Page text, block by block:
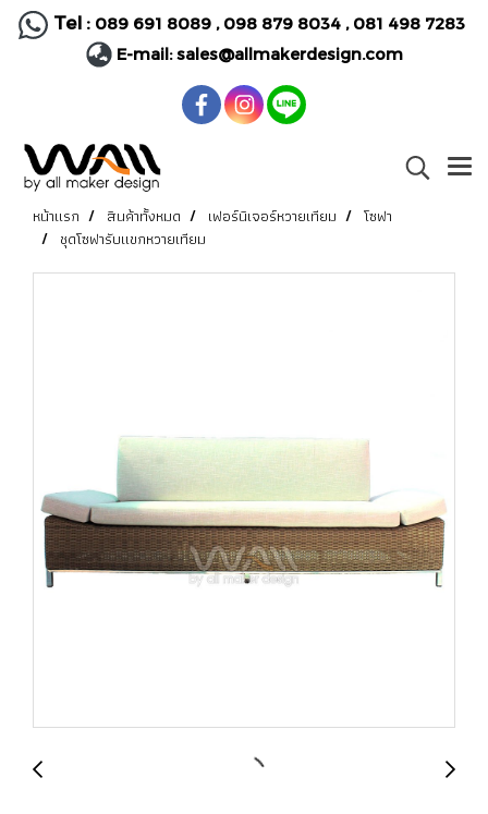
Tel : 089 691 8089, 098 879 8034 , 081 498 7283
E-mail:sales@allmakerdesign.com
หน้าแรก สินค้าทั้งหมด เฟอร์นิเจอร์หวายเทียม
โซฟา
ชุดโซฟารับแขกหวายเทียม